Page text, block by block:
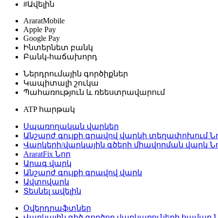
#Ավելին
AraratMobile
Apple Pay
Google Pay
Ինտերնետ բանկ
Բանկ-հաճախորդ
Ներդրումային գործիքներ
Կապիտալի շուկա
Պահառություն և ռեեստրավարում
ATP հարթակ
Սպառողական վարկեր
Անշարժ գույքի գրավով վարկի տեղափոխում
Վարկերի/վարկային գծերի միավորման վարկ
AraratFix Նոր
Արագ վարկ
Անշարժ գույքի գրավով վարկ
Ավտովարկ
Տեսնել ավելին
Օվերդրաֆտներ